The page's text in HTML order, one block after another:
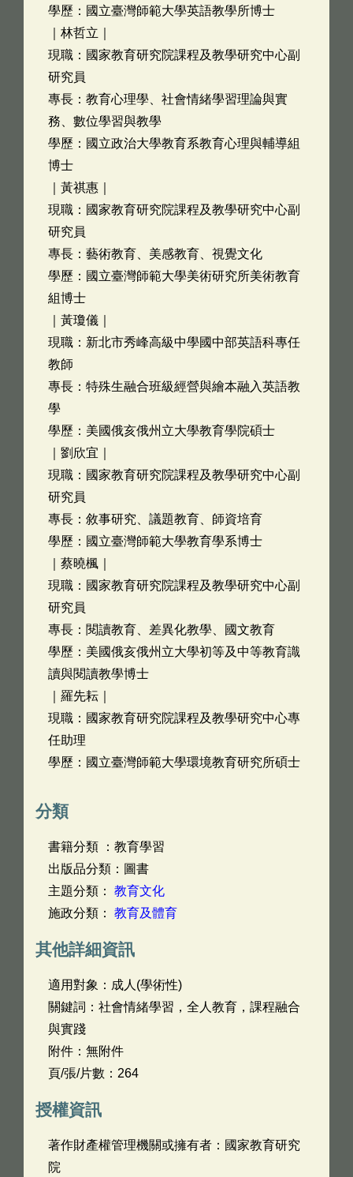
學歷：國立臺灣師範大學英語教學所博士
｜林哲立｜
現職：國家教育研究院課程及教學研究中心副
研究員
專長：教育心理學、社會情緒學習理論與實
務、數位學習與教學
學歷：國立政治大學教育系教育心理與輔導組
博士
｜黃祺惠｜
現職：國家教育研究院課程及教學研究中心副
研究員
專長：藝術教育、美感教育、視覺文化
學歷：國立臺灣師範大學美術研究所美術教育
組博士
｜黃瓊儀｜
現職：新北市秀峰高級中學國中部英語科專任
教師
專長：特殊生融合班級經營與繪本融入英語教
學
學歷：美國俄亥俄州立大學教育學院碩士
｜劉欣宜｜
現職：國家教育研究院課程及教學研究中心副
研究員
專長：敘事研究、議題教育、師資培育
學歷：國立臺灣師範大學教育學系博士
｜蔡曉楓｜
現職：國家教育研究院課程及教學研究中心副
研究員
專長：閱讀教育、差異化教學、國文教育
學歷：美國俄亥俄州立大學初等及中等教育識
讀與閱讀教學博士
｜羅先耘｜
現職：國家教育研究院課程及教學研究中心專
任助理
學歷：國立臺灣師範大學環境教育研究所碩士
分類
書籍分類 ：教育學習
出版品分類：圖書
主題分類： 教育文化
施政分類： 教育及體育
其他詳細資訊
適用對象：成人(學術性)
關鍵詞：社會情緒學習，全人教育，課程融合
與實踐
附件：無附件
頁/張/片數：264
授權資訊
著作財產權管理機關或擁有者：國家教育研究
院